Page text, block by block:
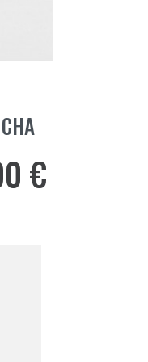
€